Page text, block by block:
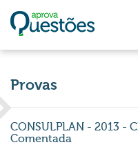
Provas
CONSULPLAN - 2013 -
Comentada